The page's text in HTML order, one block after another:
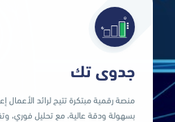
جدوى تك
منصة رقمية مبتكرة تتيح لرائد
ودعم
الدراسة، لتجربة متكاملة تساعده على
شاهد المزيد